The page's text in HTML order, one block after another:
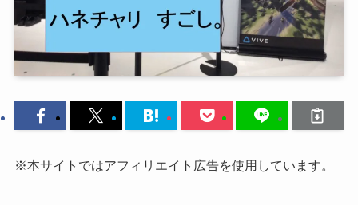
※本サイトではアフィリエイト広告を使用しています。